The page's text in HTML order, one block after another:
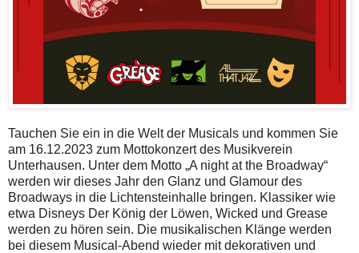
Tauchen Sie ein in die Welt der Musicals und kommen Sie
am 16.12.2023 zum Mottokonzert des Musikverein
Unterhausen. Unter dem Motto „A night at the Broadway“
werden wir dieses Jahr den Glanz und Glamour des
Broadways in die Lichtensteinhalle bringen. Klassiker wie
etwa Disneys Der König der Löwen, Wicked und Grease
werden zu hören sein. Die musikalischen Klänge werden
bei diesem Musical-Abend wieder mit dekorativen und